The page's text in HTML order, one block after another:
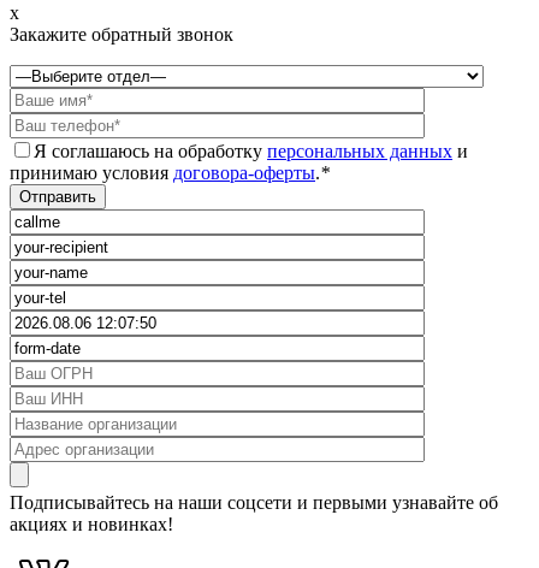
x
Закажите обратный звонок
Я соглашаюсь на обработку персональных данных и
принимаю условия договора-оферты.*
Подписывайтесь на наши соцсети и первыми узнавайте об
акциях и новинках!